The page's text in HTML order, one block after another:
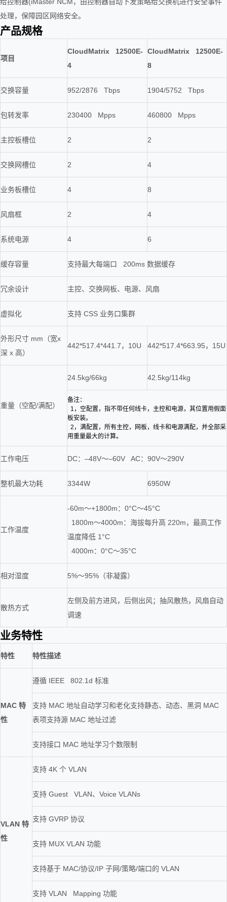
处理，保障园区网络安全。
产品规格
项目
CloudMatrix 12500E-
4
CloudMatrix 12500E-
8
交换容量 952/2876 Tbps 1904/5752 Tbps
包转发率 230400 Mpps 460800 Mpps
主控板槽位 2 2
交换网槽位 2 4
业务板槽位 4 8
风扇框 2 4
系统电源 4 6
缓存容量 支持最大每端口 200ms 数据缓存
冗余设计 主控、交换网板、电源、风扇
虚拟化 支持 CSS 业务口集群
外形尺寸 mm（宽x
深 x 高）
442*517.4*441.7，10U 442*517.4*663.95，15U
重量（空配/满配）
24.5kg/66kg 42.5kg/114kg
备注：
1，空配置，指不带任何线卡，主控和电源，其位置用假面
板安装。
2，满配置，所有主控，网板，线卡和电源满配，并全部采
用重量最大的计算。
工作电压 DC：–48V～–60V AC：90V～290V
整机最大功耗 3344W 6950W
工作温度
-60m～+1800m：0°C～45°C
1800m～4000m：海拔每升高 220m，最高工作
温度降低 1°C
4000m：0°C～35°C
相对湿度 5%～95%（非凝露）
散热方式
左侧及前方进风，后侧出风；抽风散热，风扇自动
调速
业务特性
特性 特性描述
MAC 特
性
遵循 IEEE 802.1d 标准
支持 MAC 地址自动学习和老化支持静态、动态、黑洞 MAC
表项支持源 MAC 地址过滤
支持接口 MAC 地址学习个数限制
VLAN 特
性
支持 4K 个 VLAN
支持 Guest VLAN、Voice VLANs
支持 GVRP 协议
支持 MUX VLAN 功能
支持基于 MAC/协议/IP 子网/策略/端口的 VLAN
支持 VLAN Mapping 功能